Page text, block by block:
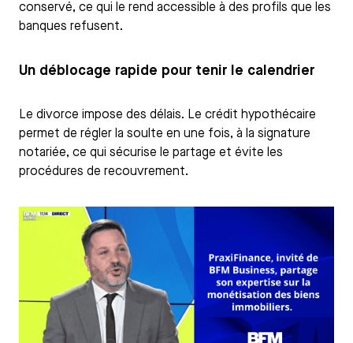
conservé, ce qui le rend accessible à des profils que les
banques refusent.
Un déblocage rapide pour tenir le calendrier
Le divorce impose des délais. Le crédit hypothécaire
permet de régler la soulte en une fois, à la signature
notariée, ce qui sécurise le partage et évite les
procédures de recouvrement.